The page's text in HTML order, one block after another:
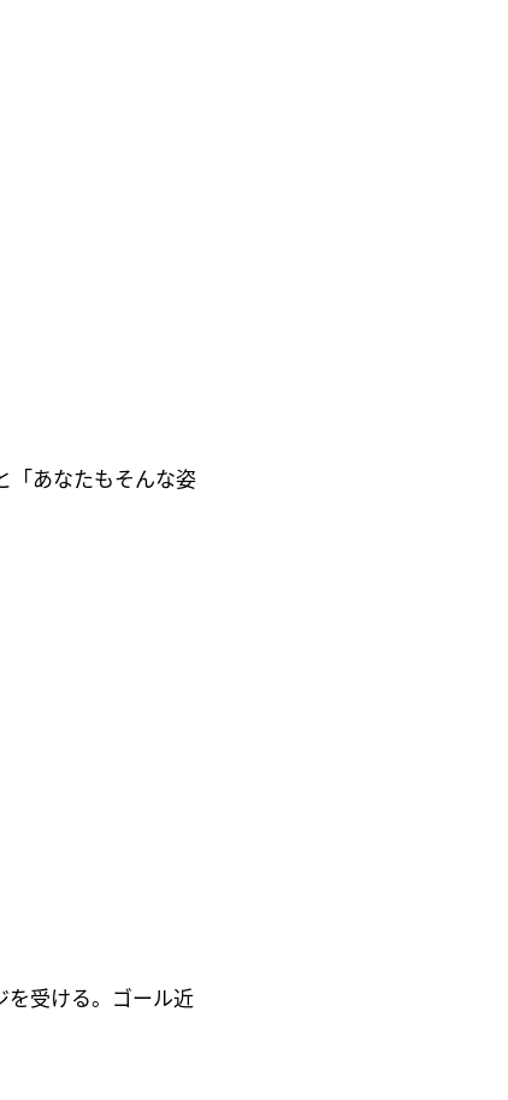
「あなたもそんな姿
を受ける。ゴール近